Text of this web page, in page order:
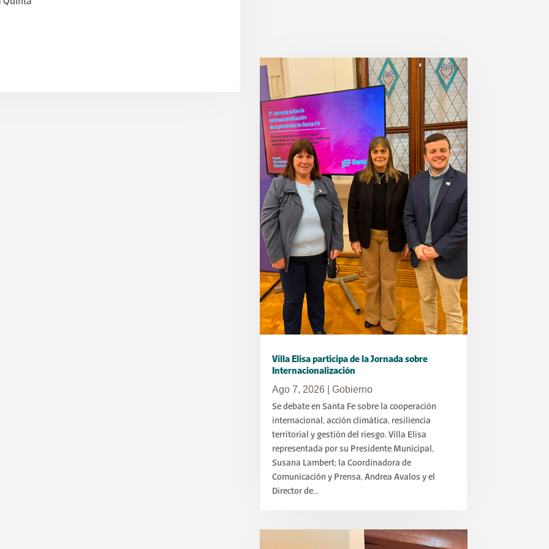
Villa Elisa participa de la Jornada sobre
Internacionalización
Ago 7, 2026| Gobierno
Se debate en Santa Fe sobre la cooperación
internacional, acción climática, resiliencia
territorial y gestión del riesgo. Villa Elisa
representada por su Presidente Municipal,
Susana Lambert; la Coordinadora de
Comunicación y Prensa, Andrea Avalos y el
Director de...